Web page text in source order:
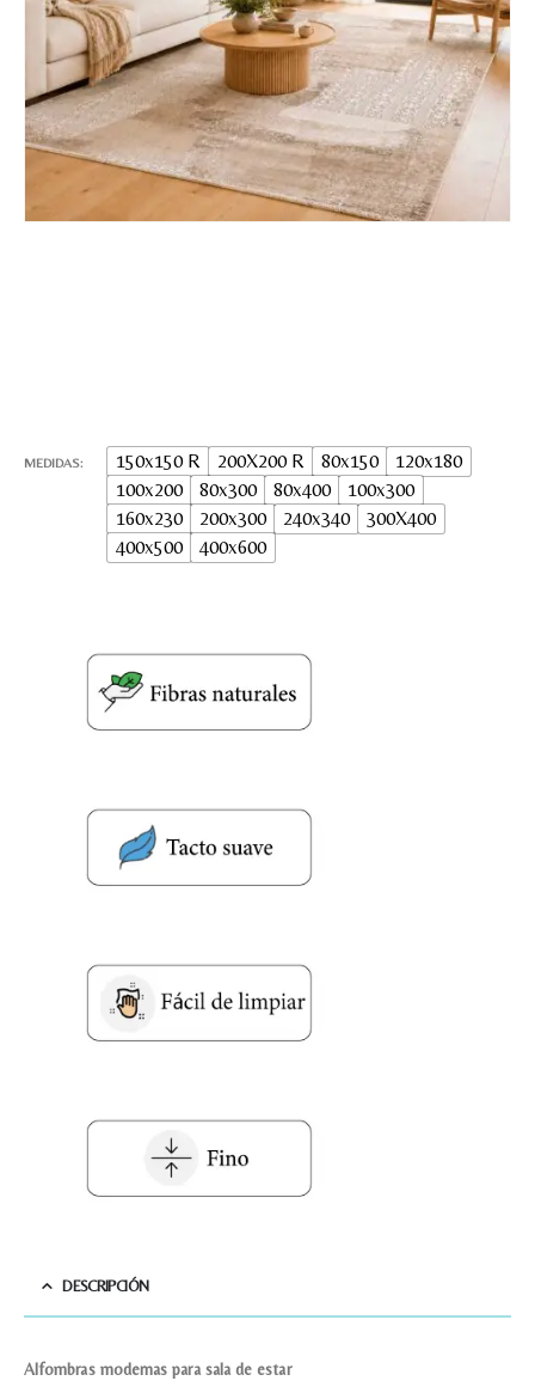
MEDIDAS 150x150 R 200X200 R 80x150
120x180
100x200
80x300 80x400
100x300
160x230
200x300 240x340
300X400
400x500
400x600
DESCRIPCIÓN
Alfombras modernas para sala de estar
Teléfono
Tu mensaje.